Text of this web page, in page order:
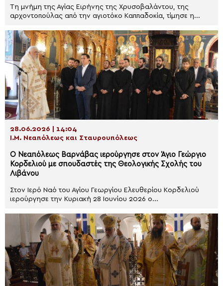
Τη μνήμη της Αγίας Ειρήνης της Χρυσοβαλάντου, της
αρχοντοπούλας από την αγιοτόκο Καππαδοκία, τίμησε η...
28.06.2026 | 14:04
Ι.Μ. Νεαπόλεως και Σταυρουπόλεως
Ο Νεαπόλεως Βαρνάβας ιερούργησε στον Άγιο Γεώργιο
Κορδελιού με σπουδαστές της Θεολογικής Σχολής του
Λιβάνου
Στον Ιερό Ναό του Αγίου Γεωργίου Ελευθερίου Κορδελιού
ιερούργησε την Κυριακή 28 Ιουνίου 2026 ο...